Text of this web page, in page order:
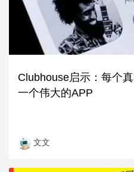
Clubhouse启示：每个
一个伟大的APP
文文